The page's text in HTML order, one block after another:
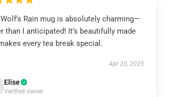
Rain mug is absolutely charming—
than I anticipated! It’s beautifully made
every tea break special.
Apr 20, 2025
Elise
Verified owner